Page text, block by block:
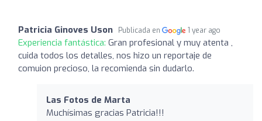
Patricia Ginoves Uson Publicada en 1 year ago
Experiencia fantástica: Gran profesional y muy atenta ,
cuida todos los detalles, nos hizo un reportaje de
comuion precioso, la recomienda sin dudarlo.
Las Fotos de Marta
Muchísimas gracias Patricia!!!